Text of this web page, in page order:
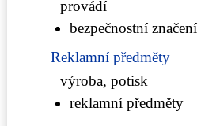
provádí
bezpečnostní značení
Reklamní předměty
výroba, potisk
reklamní předměty